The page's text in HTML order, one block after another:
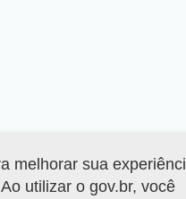
melhorar sua
utilizar o gov.br, você